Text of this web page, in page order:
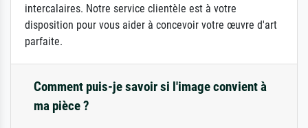
intercalaires. Notre service clientèle est à votre
disposition pour vous aider à concevoir votre œuvre d'art
parfaite.
Comment puis-je savoir si l'image convient à
ma pièce ?